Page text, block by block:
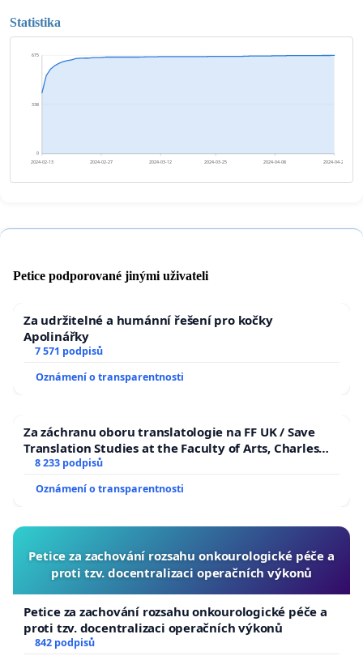
Statistika
0
338
675
2024-02-13 2024-02-27 2024-03-12 2024-03-25 2024-04-08 2024-04-22
Petice podporované jinými uživateli
Za udržitelné a humánní řešení pro kočky
Apolinářky
7 571 podpisů
Oznámení o transparentnosti
Za záchranu oboru translatologie na FF UK / Save
Translation Studies at the Faculty of Arts, Charles
University
8 233 podpisů
Oznámení o transparentnosti
Petice za zachování rozsahu onkourologické péče a
proti tzv. docentralizaci operačních výkonů
Petice za zachování rozsahu onkourologické péče a
proti tzv. docentralizaci operačních výkonů
842 podpisů